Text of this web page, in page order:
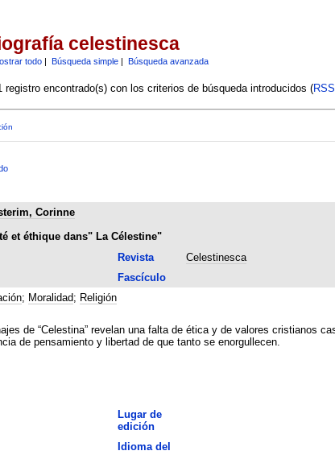
celestinesca
todo| Búsqueda simple| Búsqueda avanzada
registro encontrado(s) con los criterios de búsqueda introducidos (RSS
Corinne
et éthique dans" La Célestine"
Revista Celestinesca
Fascículo
; Moralidad; Religión
de “Celestina” revelan una falta de ética y de valores cristianos
de pensamiento y libertad de que tanto se enorgullecen.
Lugar de
edición
Idioma del